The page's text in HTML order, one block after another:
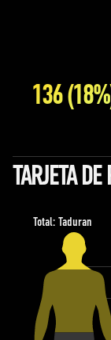
136
TARJETA
Total: Taduran